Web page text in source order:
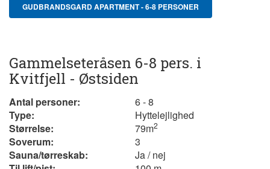
GUDBRANDSGARD APARTMENT - 6-8 PERSONER
Gammelseteråsen 6-8 pers. i
Kvitfjell - Østsiden
Antal personer:
6 - 8
Type:
Hyttelejlighed
Størrelse:
79m2
Soverum:
3
Sauna/tørreskab:
Ja / nej